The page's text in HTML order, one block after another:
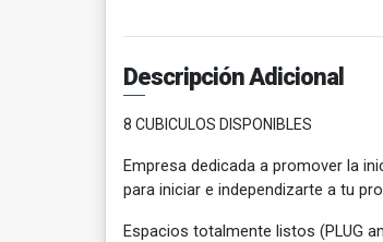
Descripción Adicional
8 CUBICULOS DISPONIBLES
Empresa dedicada a promover la
para iniciar e independizarte a tu
Espacios totalmente listos (PLUG